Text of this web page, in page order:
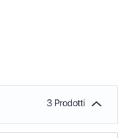
3 Prodotti